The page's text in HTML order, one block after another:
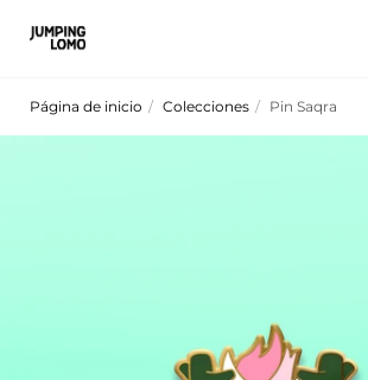
Página de inicio / Colecciones / Pin Saqra